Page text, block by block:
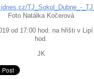
TJ_Sokol_Dubne_-
Foto Natálka Kočerová
od 17:00 hod. na hřišti v
hod.
JK